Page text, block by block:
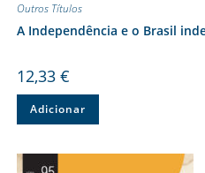
Outros Títulos
A Independência e o Brasil
12,33 €
Adicionar